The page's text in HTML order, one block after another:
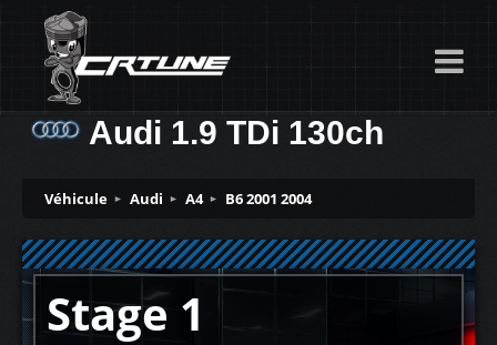
Audi 1.9 TDi 130ch
Véhicule Audi A4 B6 2001 2004
Stage 1